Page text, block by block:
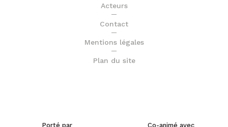
Acteurs
Contact
Mentions légales
Plan du site
Porté par Co-animé avec